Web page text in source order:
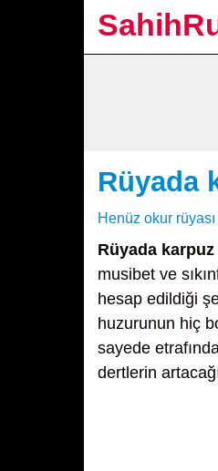
Rüyada
Henüz okur
Rüyada
musibet ve
hesap edildiği
huzurunun hiç
sayede
dertlerin